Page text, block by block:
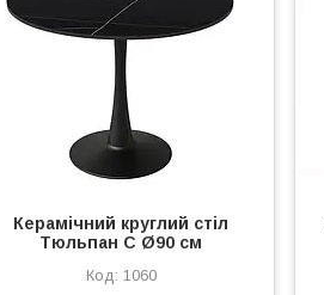
Керамічний круглий стіл
Тюльпан С Ø90 см
1060